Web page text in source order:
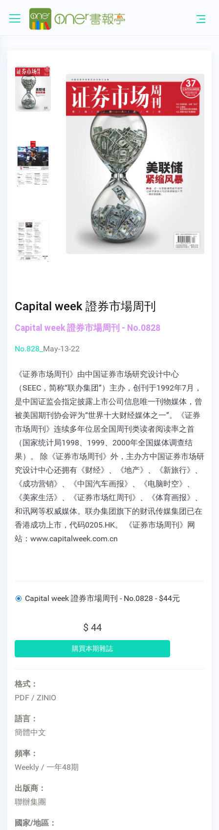
Capital week 證券市場周刊
Capital week 證券市場周刊 - No.0828
No.828_ May-13-22
《证券市场周刊》由中国证券市场研究设计中心
（SEEC，简称“联办集团”）主办，创刊于1992年7月，
是中国证监会指定披露上市公司信息唯一刊物媒体，曾
被美国期刊协会评为“世界十大财经媒体之一”。《证券
市场周刊》连续多年位居全国周刊类读者阅读率之首
（国家统计局1998、1999、2000年全国媒体调查结
果）。 除《证券市场周刊》外，主办方中国证券市场研
究设计中心还拥有《财经》、《地产》、《新旅行》、
《成功营销》、《中国汽车画报》、《电脑时空》、
《美家生活》、《证券市场红周刊》、《体育画报》、
和讯网等权威媒体。联办集团旗下的财讯传媒集团已在
香港成功上市，代码0205.HK。 《证券市场周刊》网
站：www.capitalweek.com.cn
Capital week 證券市場周刊 - No.0828 - $44元
$ 44
格式：
PDF / ZINIO
語言：
簡體中文
頻率：
Weekly / 一年48期
出版商：
聯辦集團
國家/地區：